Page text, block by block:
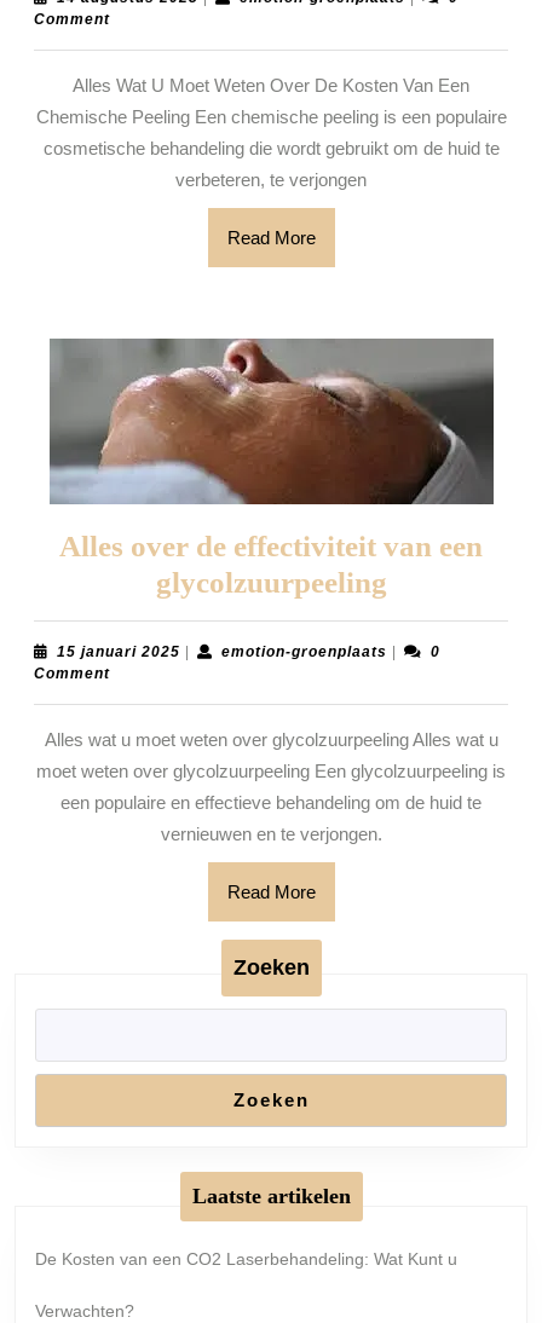
Peeling:
Wat
U
Comment
Alles Wat U Moet Weten Over De Kosten Van Een
Chemische Peeling Een chemische peeling is een populaire
cosmetische behandeling die wordt gebruikt om de huid te
verbeteren, te verjongen
Read MoreRead
More
Alles over de effectiviteit van een
glycolzuurpeelingAlles
over
de
van
een
15 januari 2025 15
| emotion-groenplaatsemotion-
|
0
Comment
Alles wat u moet weten over glycolzuurpeeling Alles wat u
moet weten over glycolzuurpeeling Een glycolzuurpeeling is
een populaire en effectieve behandeling om de huid te
vernieuwen en te verjongen.
Read MoreRead
More
Zoeken
Zoeken
Laatste artikelen
De Kosten van een CO2 Laserbehandeling: Wat Kunt u
Verwachten?